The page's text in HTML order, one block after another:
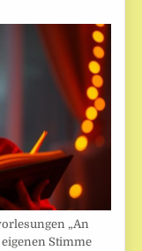
„An
Stimme